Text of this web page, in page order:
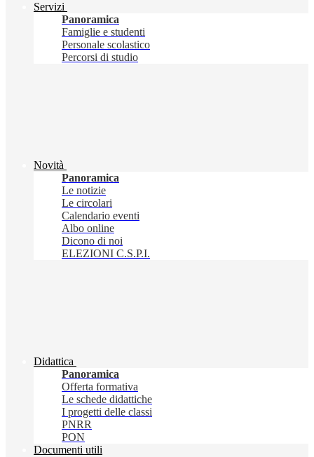
Servizi
Panoramica
Famiglie e studenti
Personale scolastico
Percorsi di studio
Novità
Panoramica
Le notizie
Le circolari
Calendario eventi
Albo online
Dicono di noi
ELEZIONI C.S.P.I.
Didattica
Panoramica
Offerta formativa
Le schede didattiche
I progetti delle classi
PNRR
PON
Documenti utili